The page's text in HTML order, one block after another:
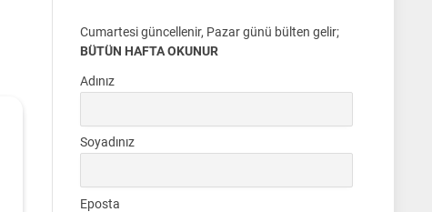
Cumartesi güncellenir, Pazar günü bülten gelir;
BÜTÜN HAFTA OKUNUR
Adınız
Soyadınız
Eposta